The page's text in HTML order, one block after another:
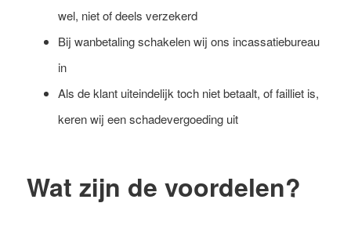
wel, niet of deels verzekerd
Bij wanbetaling schakelen wij ons incassatiebureau
in
Als de klant uiteindelijk toch niet betaalt, of failliet is,
keren wij een schadevergoeding uit
Wat zijn de voordelen?